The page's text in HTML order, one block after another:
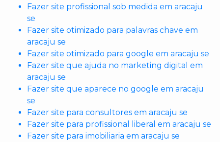
Fazer site profissional sob medida em aracaju
se
Fazer site otimizado para palavras chave em
aracaju se
Fazer site otimizado para google em aracaju se
Fazer site que ajuda no marketing digital em
aracaju se
Fazer site que aparece no google em aracaju
se
Fazer site para consultores em aracaju se
Fazer site para profissional liberal em aracaju se
Fazer site para imobiliaria em aracaju se